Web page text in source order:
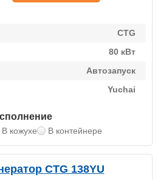
CTG
80 кВт
Автозапуск
Yuchai
В кожухе В контейнере
CTG 138YU